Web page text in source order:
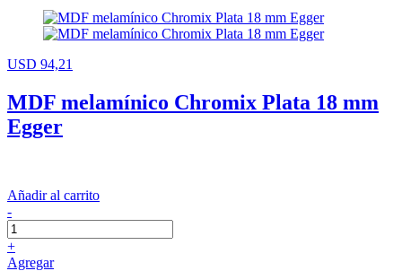
USD 94,21
MDF melamínico Chromix Plata 18 mm
Egger
Añadir al carrito
-
+
Agregar